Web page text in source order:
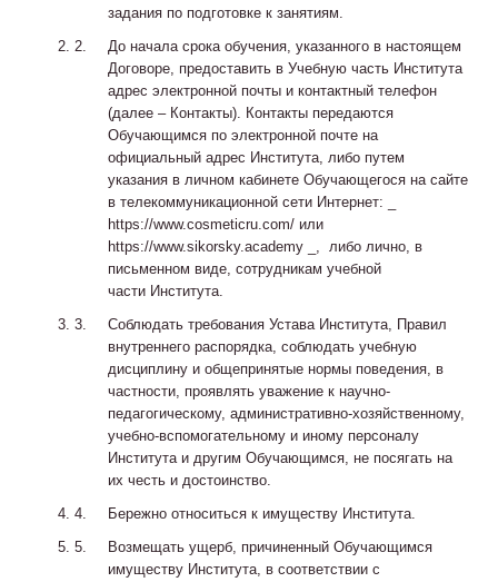
задания по подготовке к занятиям.
До начала срока обучения, указанного в настоящем
Договоре, предоставить в Учебную часть Института
адрес электронной почты и контактный телефон
(далее – Контакты). Контакты передаются
Обучающимся по электронной почте на
официальный адрес Института, либо путем
указания в личном кабинете Обучающегося на сайте
в телекоммуникационной сети Интернет: _
https://www.cosmeticru.com/ или
https://www.sikorsky.academy _, либо лично, в
письменном виде, сотрудникам учебной
части Института.
Соблюдать требования Устава Института, Правил
внутреннего распорядка, соблюдать учебную
дисциплину и общепринятые нормы поведения, в
частности, проявлять уважение к научно-
педагогическому, административно-хозяйственному,
учебно-вспомогательному и иному персоналу
Института и другим Обучающимся, не посягать на
их честь и достоинство.
Бережно относиться к имуществу Института.
Возмещать ущерб, причиненный Обучающимся
имуществу Института, в соответствии с